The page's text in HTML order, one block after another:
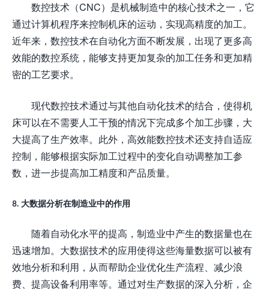
数控技术（CNC）是机械制造中的核心技术之一，它
通过计算机程序来控制机床的运动，实现高精度的加工。
近年来，数控技术在自动化方面不断发展，出现了更多高
效能的数控系统，能够支持更加复杂的加工任务和更加精
密的工艺要求。
现代数控技术通过与其他自动化技术的结合，使得机
床可以在不需要人工干预的情况下完成多个加工步骤，大
大提高了生产效率。此外，高效能数控技术还支持自适应
控制，能够根据实际加工过程中的变化自动调整加工参
数，进一步提高加工精度和产品质量。
8. 大数据分析在制造业中的作用
随着自动化水平的提高，制造业中产生的数据量也在
迅速增加。大数据技术的应用使得这些海量数据可以被有
效地分析和利用，从而帮助企业优化生产流程、减少浪
费、提高设备利用率等。通过对生产数据的深入分析，企